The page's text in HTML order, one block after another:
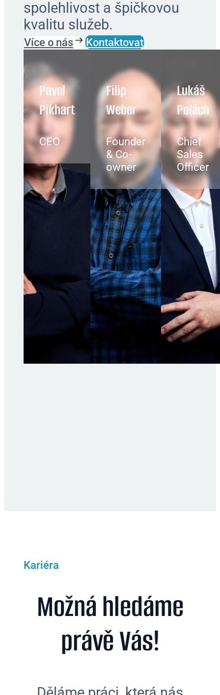
spolehlivost a špičkovou
kvalitu služeb.
Více o nás Kontaktovat
Pavel
Pikhart
CEO
Filip
Weber
Founder
& Co-
owner
Lukáš
Polách
Chief
Sales
Officer
Kariéra
Možná hledáme
právě Vás!